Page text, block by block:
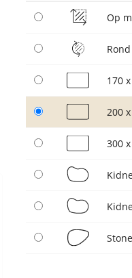
Op
Rond
170
200
300